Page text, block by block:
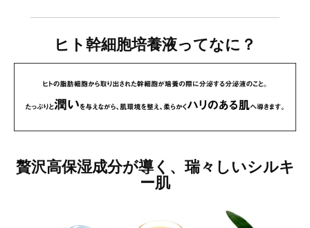
ヒト幹細胞培養液ってなに？
贅沢高保湿成分が導く、瑞々しいシルキ
ー肌